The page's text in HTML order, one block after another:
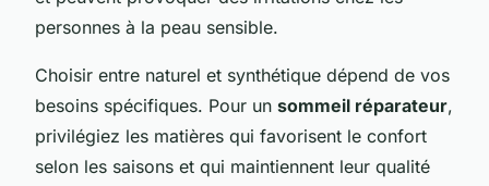
personnes à la peau sensible.
Choisir entre naturel et synthétique dépend de vos
besoins spécifiques. Pour un sommeil réparateur,
privilégiez les matières qui favorisent le confort
selon les saisons et qui maintiennent leur qualité